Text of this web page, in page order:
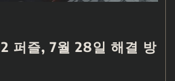
퍼즐, 7월 28일 해결 방